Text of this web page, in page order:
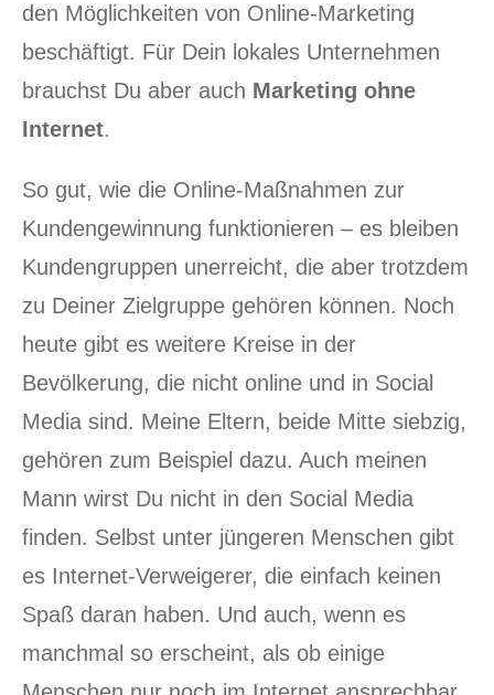
den Möglichkeiten von Online-Marketing
beschäftigt. Für Dein lokales Unternehmen
brauchst Du aber auch Marketing ohne
Internet.
So gut, wie die Online-Maßnahmen zur
Kundengewinnung funktionieren – es bleiben
Kundengruppen unerreicht, die aber trotzdem
zu Deiner Zielgruppe gehören können. Noch
heute gibt es weitere Kreise in der
Bevölkerung, die nicht online und in Social
Media sind. Meine Eltern, beide Mitte siebzig,
gehören zum Beispiel dazu. Auch meinen
Mann wirst Du nicht in den Social Media
finden. Selbst unter jüngeren Menschen gibt
es Internet-Verweigerer, die einfach keinen
Spaß daran haben. Und auch, wenn es
manchmal so erscheint, als ob einige